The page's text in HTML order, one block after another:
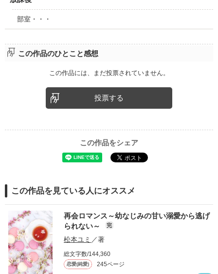
部室・・・
この作品のひとこと感想
この作品には、まだ投票されていません。
投票する
この作品をシェア
この作品を見ている人にオススメ
再会ロマンス～幼なじみの甘い溺愛から逃げ
られない～
完
松本ユミ ／著
総文字数/144,360
恋愛(純愛) 245ページ